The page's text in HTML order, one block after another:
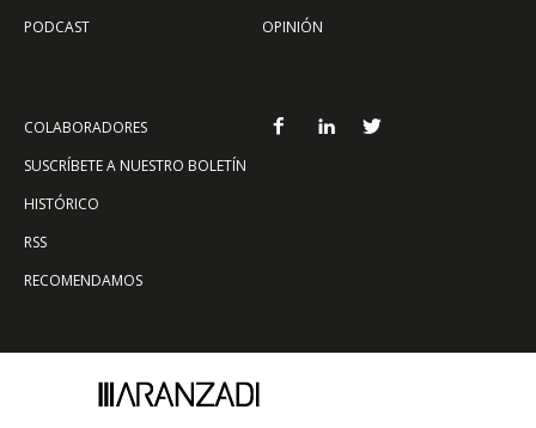
PODCAST
OPINIÓN
COLABORADORES
SUSCRÍBETE A NUESTRO BOLETÍN
HISTÓRICO
RSS
RECOMENDAMOS